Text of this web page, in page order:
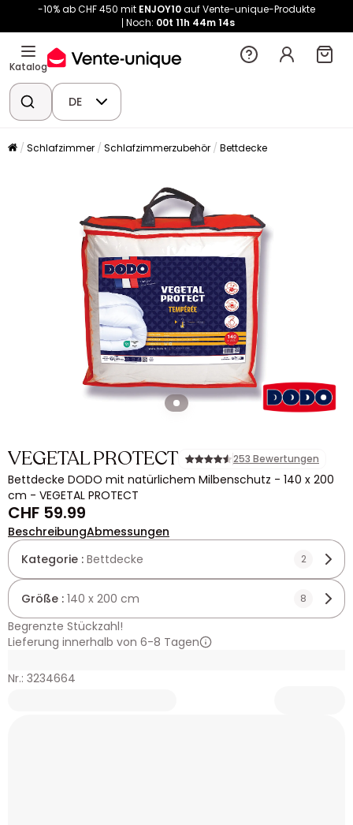
-10% ab CHF 450 mit ENJOY10auf Vente-unique-Produkte
Noch: 00t 11h 44m13s
Katalog
DE
Schlafzimmer Schlafzimmerzubehör Bettdecke
VEGETAL PROTECT 253 Bewertungen
Bettdecke DODO mit natürlichem Milbenschutz - 140 x 200
cm - VEGETAL PROTECT
CHF 59.99
BeschreibungAbmessungen
Kategorie : Bettdecke 2
Größe : 140 x 200 cm 8
Begrenzte Stückzahl!
Lieferung innerhalb von 6-8 Tagen
Nr.: 3234664